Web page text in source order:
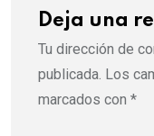
Deja una
Tu dirección de
publicada. Los
marcados con *